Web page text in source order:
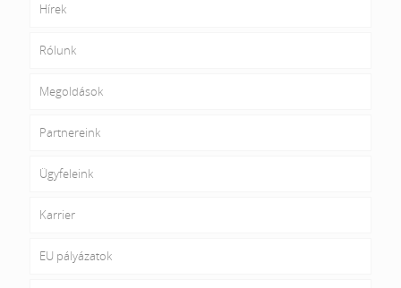
Hírek
Rólunk
Megoldások
Partnereink
Ügyfeleink
Karrier
EU pályázatok